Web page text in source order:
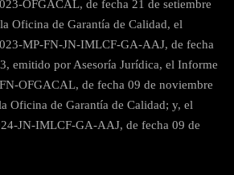
OFGACAL, de fecha 21 de setiembre
Oficina de Garantía de Calidad, el
MP-FN-JN-IMLCF-GA-AAJ, de fecha
emitido por Asesoría Jurídica, el Informe
OFGACAL, de fecha 09 de noviembre
Oficina de Garantía de Calidad; y, el
JN-IMLCF-GA-AAJ, de fecha 09 de